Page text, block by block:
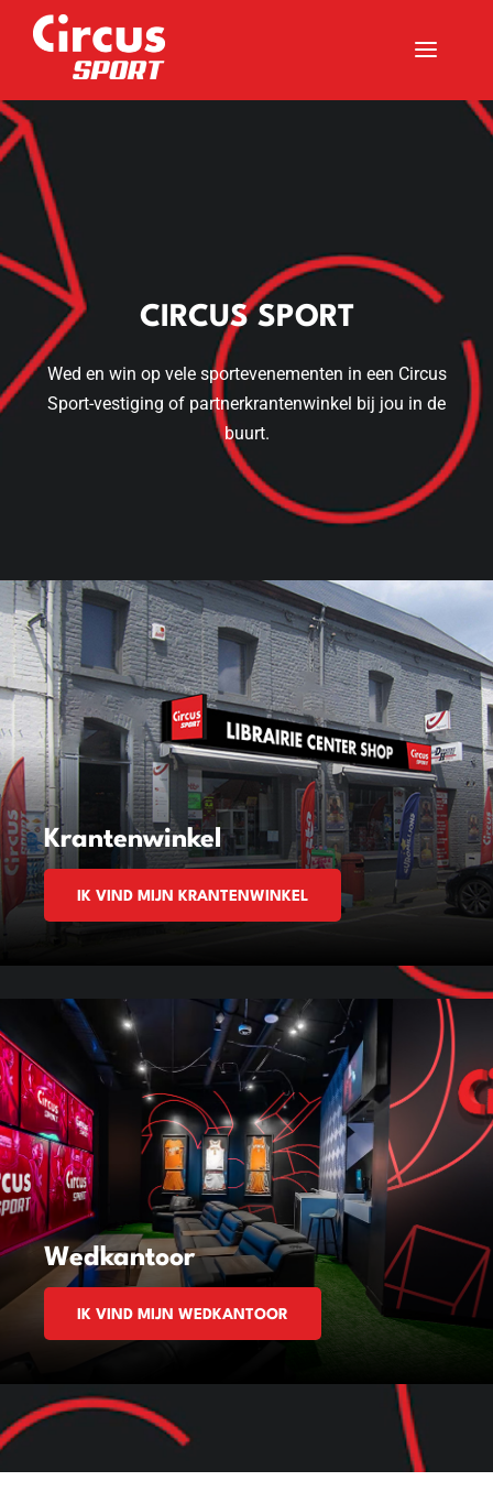
a
Videospeler
CIRCUS SPORT
Wed en win op vele sportevenementen in een Circus
Sport-vestiging of partnerkrantenwinkel bij jou in de
buurt.
Krantenwinkel
IK VIND MIJN KRANTENWINKEL
Wedkantoor
IK VIND MIJN WEDKANTOOR